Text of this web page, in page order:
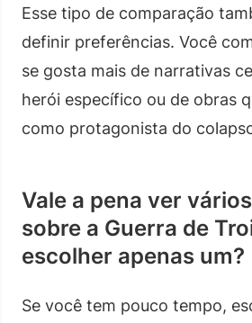
Esse tipo de comparação
definir preferências. Você
se gosta mais de narrativas
herói específico ou de obras
como protagonista do
Vale a pena ver
sobre a Guerra de
escolher apenas um?
Se você tem pouco tempo,